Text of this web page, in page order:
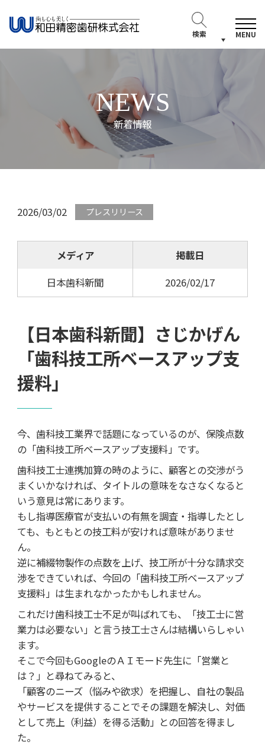
検索 MENU
NEWS
新着情報
2026/03/02 プレスリリース
メディア
日本歯科新聞
掲載日
2026/02/17
【日本歯科新聞】さじかげん
「歯科技工所ベースアップ支
援料」
今、歯科技工業界で話題になっているのが、保険点数
の「歯科技工所ベースアップ支援料」です。
歯科技工士連携加算の時のように、顧客との交渉がう
まくいかなければ、タイトルの意味をなさなくなると
いう意見は常にあります。
もし指導医療官が支払いの有無を調査・指導したとし
ても、もともとの技工料が安ければ意味がありませ
ん。
逆に補綴物製作の点数を上げ、技工所が十分な請求交
渉をできていれば、今回の「歯科技工所ベースアップ
支援料」は生まれなかったかもしれません。
これだけ歯科技工士不足が叫ばれても、「技工士に営
業力は必要ない」と言う技工士さんは結構いらしゃい
ます。
そこで今回もGoogleのＡＩモード先生に「営業と
は？」と尋ねてみると、
「顧客のニーズ（悩みや欲求）を把握し、自社の製品
やサービスを提供することでその課題を解決し、対価
として売上（利益）を得る活動」との回答を得まし
た。